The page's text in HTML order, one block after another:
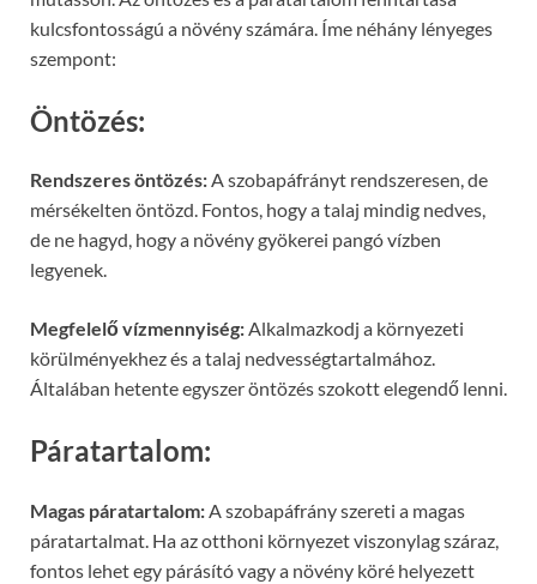
kulcsfontosságú a növény számára. Íme néhány lényeges
szempont:
Öntözés:
Rendszeres öntözés:A szobapáfrányt rendszeresen, de
mérsékelten öntözd. Fontos, hogy a talaj mindig nedves,
de ne hagyd, hogy a növény gyökerei pangó vízben
legyenek.
Megfelelő vízmennyiség:Alkalmazkodj a környezeti
körülményekhez és a talaj nedvességtartalmához.
Általában hetente egyszer öntözés szokott elegendő lenni.
Páratartalom:
Magas páratartalom:A szobapáfrány szereti a magas
páratartalmat. Ha az otthoni környezet viszonylag száraz,
fontos lehet egy párásító vagy a növény köré helyezett